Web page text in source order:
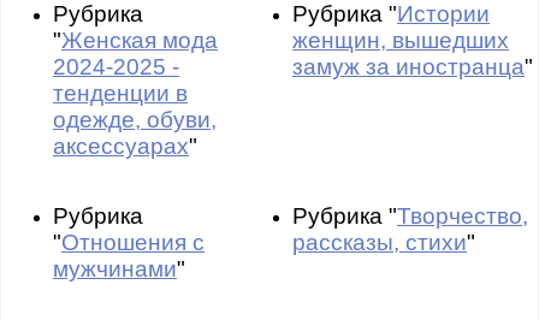
Рубрика
"Женская мода
2024-2025 -
тенденции в
одежде, обуви,
аксессуарах"
Рубрика "Истории
женщин, вышедших
замуж за иностранца"
Рубрика
"Отношения с
мужчинами"
Рубрика "Творчество,
рассказы, стихи"